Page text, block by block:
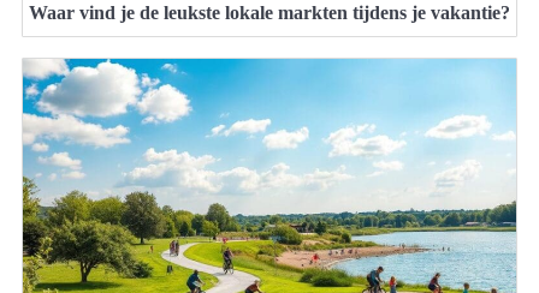
Waar vind je de leukste lokale markten tijdens je vakantie?